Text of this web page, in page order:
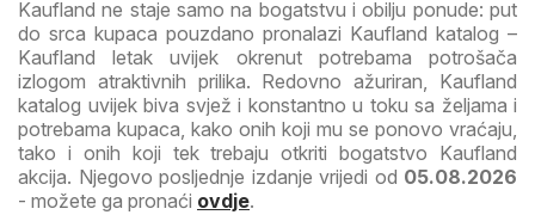
Kaufland ne staje samo na bogatstvu i obilju ponude: put
do srca kupaca pouzdano pronalazi Kaufland katalog –
Kaufland letak uvijek okrenut potrebama potrošača
izlogom atraktivnih prilika. Redovno ažuriran, Kaufland
katalog uvijek biva svjež i konstantno u toku sa željama i
potrebama kupaca, kako onih koji mu se ponovo vraćaju,
tako i onih koji tek trebaju otkriti bogatstvo Kaufland
akcija. Njegovo posljednje izdanje vrijedi od 05.08.2026
- možete ga pronaći ovdje.